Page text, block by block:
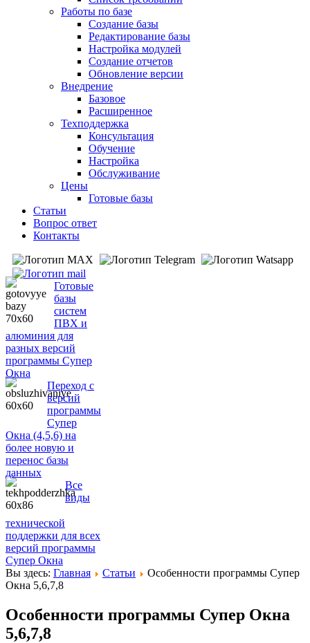
Работы по базе
Создание базы
Редактирование базы
Настройка модулей
Создание отчетов
Обновление версии
Внедрение
Базовое
Расширенное
Техподдержка
Консультация
Обучение
Настройка
Обслуживание
Цены
Готовые базы
Статьи
Вопрос ответ
Контакты
Готовые
базы
систем
ПВХ и
алюминия для
разных версий
программы Супер
Окна
Переход с
версий
программы
Супер
Окна (4,5,6) на
более новую и
перенос базы
данных
Все
виды
технической
поддержки для всех
версий программы
Супер Окна
Вы здесь: Главная Статьи
Особенности программы Супер
Окна 5,6,7,8
Особенности программы Супер Окна
5,6,7,8